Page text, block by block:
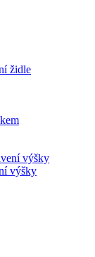
židle
výšky
výšky